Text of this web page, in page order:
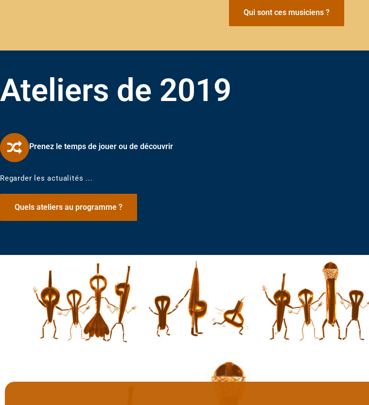
Qui sont ces musiciens ?
Ateliers de 2019
Prenez le temps de jouer ou de découvrir
Regarder les actualités ...
Quels ateliers au programme ?